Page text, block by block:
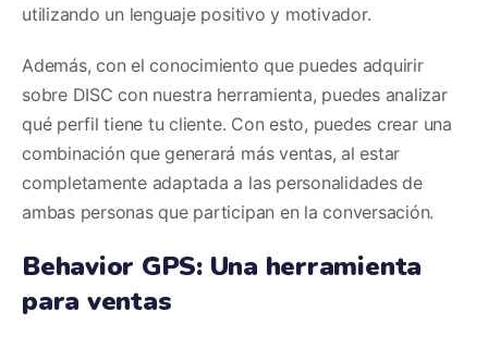
utilizando un lenguaje positivo y motivador.
Además, con el conocimiento que puedes adquirir
sobre DISC con nuestra herramienta, puedes analizar
qué perfil tiene tu cliente. Con esto, puedes crear una
combinación que generará más ventas, al estar
completamente adaptada a las personalidades de
ambas personas que participan en la conversación.
Behavior GPS: Una herramienta
para ventas